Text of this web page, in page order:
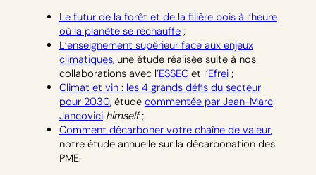
Le futur de la forêt et de la filière bois à l’heure
où la planète se réchauffe;
L’enseignement supérieur face aux enjeux
climatiques, une étude réalisée suite à nos
collaborations avec l’ESSECet l’Efrei;
Climat et vin : les 4 grands défis du secteur
pour 2030, étude commentée par Jean-Marc
Jancovici himself;
Comment décarboner votre chaîne de valeur,
notre étude annuelle sur la décarbonation des
PME.